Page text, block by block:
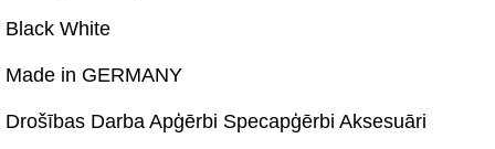
Black White
Made in GERMANY
Drošības Darba Apģērbi Specapģērbi Aksesuāri